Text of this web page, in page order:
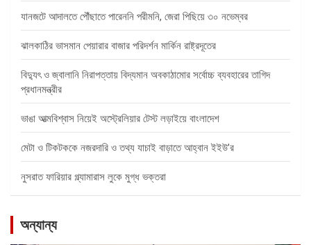
যানজটে আদালতে পৌঁছাতে পারেননি পরীমনি, জেরা পিছিয়ে ৩০ নভেম্বর
ঝালকাঠির ভাসমান পেয়ারার বাজার পরিদর্শন মার্কিন রাষ্ট্রদূতের
বিদ্যুৎ ও জ্বালানি নিরাপত্তায় বিদ্যমান অবকাঠামোর সর্বোচ্চ ব্যবহারের তাগিদ
প্রধানমন্ত্রীর
ভাঙা আত্মবিশ্বাস নিয়েই অস্ট্রেলিয়ার টেস্ট লড়াইয়ে বাংলাদেশ
মেটা ও টিকটককে নজরদারি ও তথ্য যাচাই বাড়াতে আহ্বান ইইউ’র
নুসরাত ফারিয়ার গ্ল্যামারাস লুকে মুগ্ধ ভক্তরা
অন্যান্য